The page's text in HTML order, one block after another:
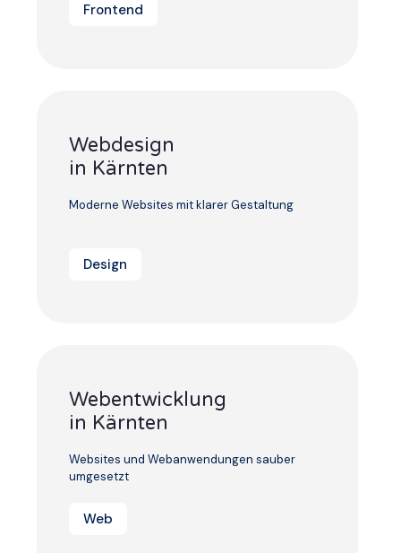
Frontend
Webdesign
in Kärnten
Moderne Websites mit klarer Gestaltung
Design
Webentwicklung
in Kärnten
Websites und Webanwendungen sauber
umgesetzt
Web